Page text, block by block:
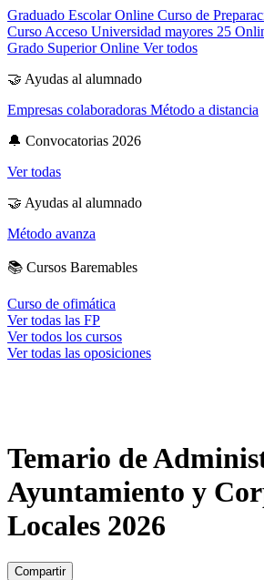
Graduado Escolar Online Curso de
Curso Acceso Universidad mayores 25
Grado Superior Online Ver todos
🤝 Ayudas al alumnado
Empresas colaboradoras Método a distancia
🔔 Convocatorias 2026
Ver todas
🤝 Ayudas al alumnado
Método avanza
📚 Cursos Baremables
Curso de ofimática
Ver todas las FP
Ver todos los cursos
Ver todas las oposiciones
Temario de
Ayuntamiento y
Locales 2026
Compartir